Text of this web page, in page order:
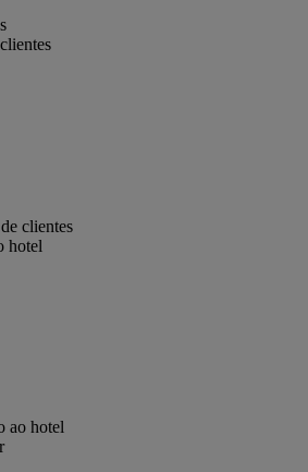
clientes
hotel
ao hotel